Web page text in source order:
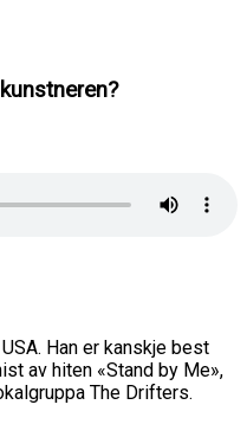
Han er kanskje best
av hiten «Stand by Me»,
The Drifters.